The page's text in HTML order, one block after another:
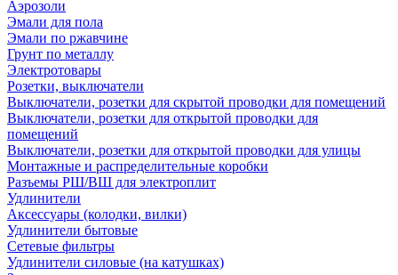
Аэрозоли
Эмали для пола
Эмали по ржавчине
Грунт по металлу
Электротовары
Розетки, выключатели
Выключатели, розетки для скрытой проводки для помещений
Выключатели, розетки для открытой проводки для
помещений
Выключатели, розетки для открытой проводки для улицы
Монтажные и распределительные коробки
Разъемы РШ/ВШ для электроплит
Удлинители
Аксессуары (колодки, вилки)
Удлинители бытовые
Сетевые фильтры
Удлинители силовые (на катушках)